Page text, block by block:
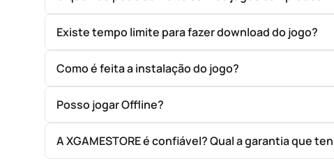
Existe tempo limite para fazer download do jogo?
Como é feita a instalação do jogo?
Posso jogar Offline?
A XGAMESTORE é confiável? Qual a garantia que